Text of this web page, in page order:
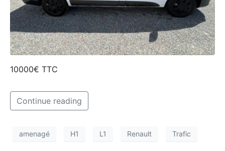
10000€ TTC
Continue reading
amenagé H1 L1 Renault Trafic